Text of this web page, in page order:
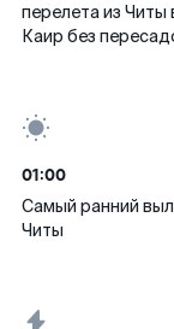
перелета из Читы
Каир без
01:00
Самый ранний
Читы